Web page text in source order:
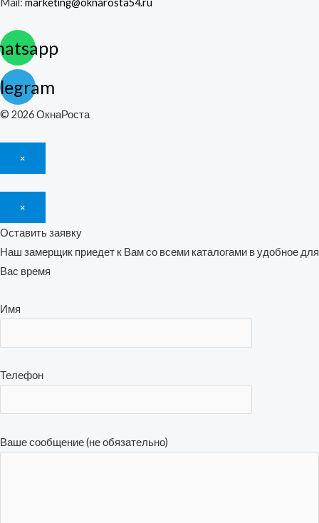
© 2026 ОкнаРоста
×
×
Оставить заявку
Наш замерщик приедет к Вам со всеми каталогами в удобное для
Вас время
Имя
Телефон
Ваше сообщение (не обязательно)